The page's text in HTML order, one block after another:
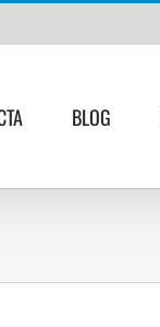
BLOG